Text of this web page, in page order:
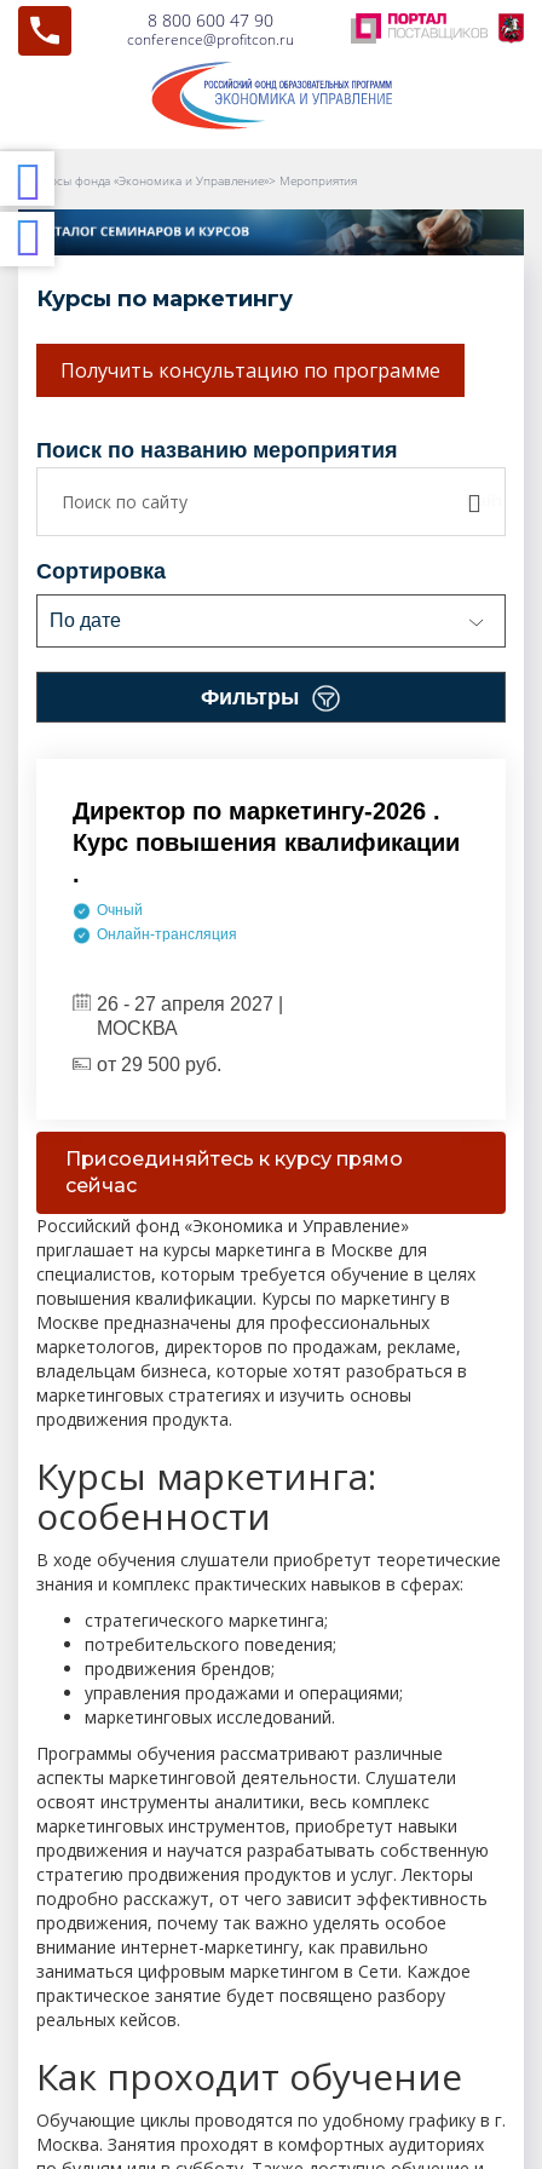
8 800 600 47 90
conference@profitcon.ru
Курсы фонда «Экономика и Управление»> Мероприятия
Курсы по маркетингу
Получить консультацию по программе
поиск по названию мероприятия
сортировка
По дате
фильтры
Директор по маркетингу-2026 .
Курс повышения квалификации
.
Очный
Онлайн-трансляция
26 - 27 апреля 2027 |
МОСКВА
от 29 500 руб.
Присоединяйтесь к курсу прямо
сейчас
Российский фонд «Экономика и Управление»
приглашает на курсы маркетинга в Москве для
специалистов, которым требуется обучение в целях
повышения квалификации. Курсы по маркетингу в
Москве предназначены для профессиональных
маркетологов, директоров по продажам, рекламе,
владельцам бизнеса, которые хотят разобраться в
маркетинговых стратегиях и изучить основы
продвижения продукта.
Курсы маркетинга:
особенности
В ходе обучения слушатели приобретут теоретические
знания и комплекс практических навыков в сферах:
стратегического маркетинга;
потребительского поведения;
продвижения брендов;
управления продажами и операциями;
маркетинговых исследований.
Программы обучения рассматривают различные
аспекты маркетинговой деятельности. Слушатели
освоят инструменты аналитики, весь комплекс
маркетинговых инструментов, приобретут навыки
продвижения и научатся разрабатывать собственную
стратегию продвижения продуктов и услуг. Лекторы
подробно расскажут, от чего зависит эффективность
продвижения, почему так важно уделять особое
внимание интернет-маркетингу, как правильно
заниматься цифровым маркетингом в Сети. Каждое
практическое занятие будет посвящено разбору
реальных кейсов.
Как проходит обучение
Обучающие циклы проводятся по удобному графику в г.
Москва. Занятия проходят в комфортных аудиториях